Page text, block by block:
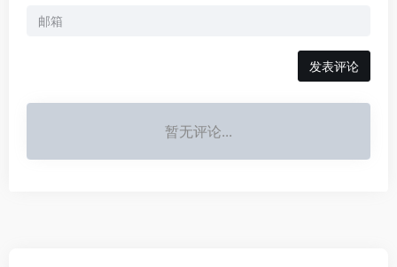
发表评论
暂无评论...